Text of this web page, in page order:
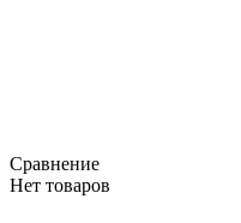
Сравнение
Нет товаров